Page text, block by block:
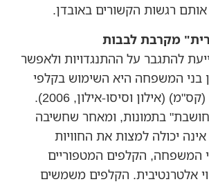
רגשות הקשורים באובדן.
מקרבת לבבות
להתגבר על ההתנגדויות ולאפשר
בני המשפחה היא השימוש בקלפי
סיפור מטפוריים (קס"מ) (אילון וסיסו-אילון, 2006).
בתמונות, ומאחר שחשיבה
יכולה למצות את החוויות
המשפחה, הקלפים המטפוריים
אלטרנטיבית. הקלפים משמשים